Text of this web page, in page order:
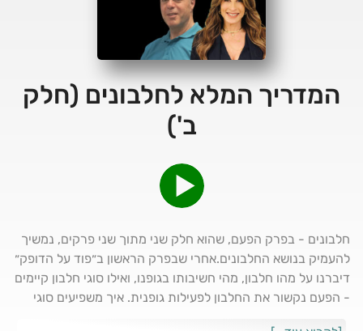
המדריך המלא לחלבונים (חלק
ב')
חלבונים - בפרק הפעם, שהוא חלק שני מתוך שני פרקים, נמשיך
להעמיק בנושא החלבונים.אחרי שבפרק הראשון ב״פוד על הדופק״
דיברנו על מהו חלבון, מהי חשיבותו בגופנו, ואילו סוגי חלבון קיימים
- הפעם נקשור את החלבון לפעילות גופנית. איך משפיעים סוגי